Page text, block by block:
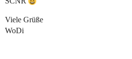
Viele Grüße
WoDi